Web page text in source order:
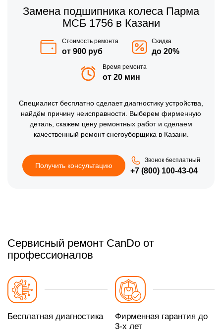
Замена подшипника колеса Парма
МСБ 1756 в Казани
Стоимость ремонта
от 900 руб
Скидка
до 20%
Время ремонта
от 20 мин
Специалист бесплатно сделает диагностику устройства,
найдём причину неисправности. Выберем фирменную
деталь, скажем цену ремонтных работ и сделаем
качественный ремонт снегоуборщика в Казани.
Получить консультацию
Звонок бесплатный
+7 (800) 100-43-04
Сервисный ремонт CanDo от
профессионалов
Бесплатная диагностика
Фирменная гарантия до
3-х лет